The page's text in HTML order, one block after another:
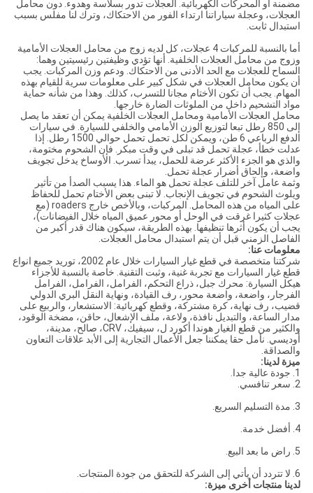
مضمنة أو المحركات الكهربائية. العجلات تدور بسلاسة وهدوء. دون محامل
العجلات، وعجلة سياراتنا ارتداء الفور من الاحتكاك، وترك لنا مفلس بسبب
استبدال ثابت.
أما بالنسبة للمركبات 4 عجلات، كل لديه زوج من محامل العجلات الأمامية
وزوج من محامل العجلات الخلفية. أنها تؤدي وظيفتين رئيسيتين وهما:
السماح للعجلات مع الحد الأدنى من الاحتكاك. ودعم وزن المركبات. يجب
أن يكون محامل العجلات في شكل كبير على معلومات سرية للقيام بهذه
المهام. يجب أن تكون الأختام مجانا للتسرب، كذلك. وهذا من شأنه حماية
مواد التشحيم داخل من الملوثات الضارة خارجها.
محامل العجلات الأمامية ومحامل العجلات الخلفية يمكن أن تعقد ما يصل
إلى 850 رطل تبعا لتوزيع الوزن الأمامي والخلفي للسيارة. في سيارات
الدفع الرباعي 6 طن، ويمكن لكل تحمل تحمل حوالي 1500 رطل. إذا
عدلت خطأ، عجلة تحمل قد تبلى في وقت مبكر. فإن الشحوم مختومة،
والذي هو الجزء الأكثر عرضة للحمل، يبدأ تسرب. الأوساخ يدخل تجويف
واضعة، وإلحاق أضرار عجلة تحمل.
وثمة عامل آخر للتلف عجلة تحمل هو الماء. هذا يسبب الصدأ من تأثير
ويلوث الشحوم في تجويف الإنجاب. لا تبنى بعض الأختام تحمل للحفاظ
على المياه من هذه المحامل. المركبات، وبالأخص خارج roaders (مع
عجلات كثيرا غرقت في الوحل أو محور عميق المياه خلال الفيضانات)،
يجب أن يكون أثرها تنظيفها. بهذه الطريقة، سيكون هناك قدر أكبر من
الفاصل الزمني قبل أن يتم استبدال محامل العجلات.
معلومات عنا:
شركتنا متخصصة في قطع غيار السيارات خلال عام 2002، توريد جميع انواع
قطع غيار السيارات مع تجربة غنية، وثبت التقنية. خاصة بالنسبة للأجزاء
هيكل السيارة: محرك جبل، ذراع التحكم، الفرامل، الفرامل، الفرامل
الفرجار، واضعة، واضعة محور، رف القيادة، ونهاية النقل البري الدولي
قضيب، رف نهاية، كرة مشتركة، وقطع كهربائية: الاستشعار، والربيع على
مدار الساعة، والتبديل نافذة، ولاعة، ملف الإشعال، حاقن، مضخة الوقود،
والكثير من قطع الغيار هوندا أكورد ل، سيفيك، CRV، صالح، مدينة،
أوديسي. نأمل حقا يمكننا جعل الأعمال التجارية إلى الأبد علاقات التعاون
والصداقة.
ميزة لدينا:
1. جودة عالية جدا.
2. سعر تنافسي.
3. مدة التسليم السريع.
4. أفضل خدمة.
5. راض ما بعد البيع.
6. لا تتردد أن يأتي إلى الشركة للتحقق من جودة المنتجات.
لدينا منتجات أخرى ميزة: